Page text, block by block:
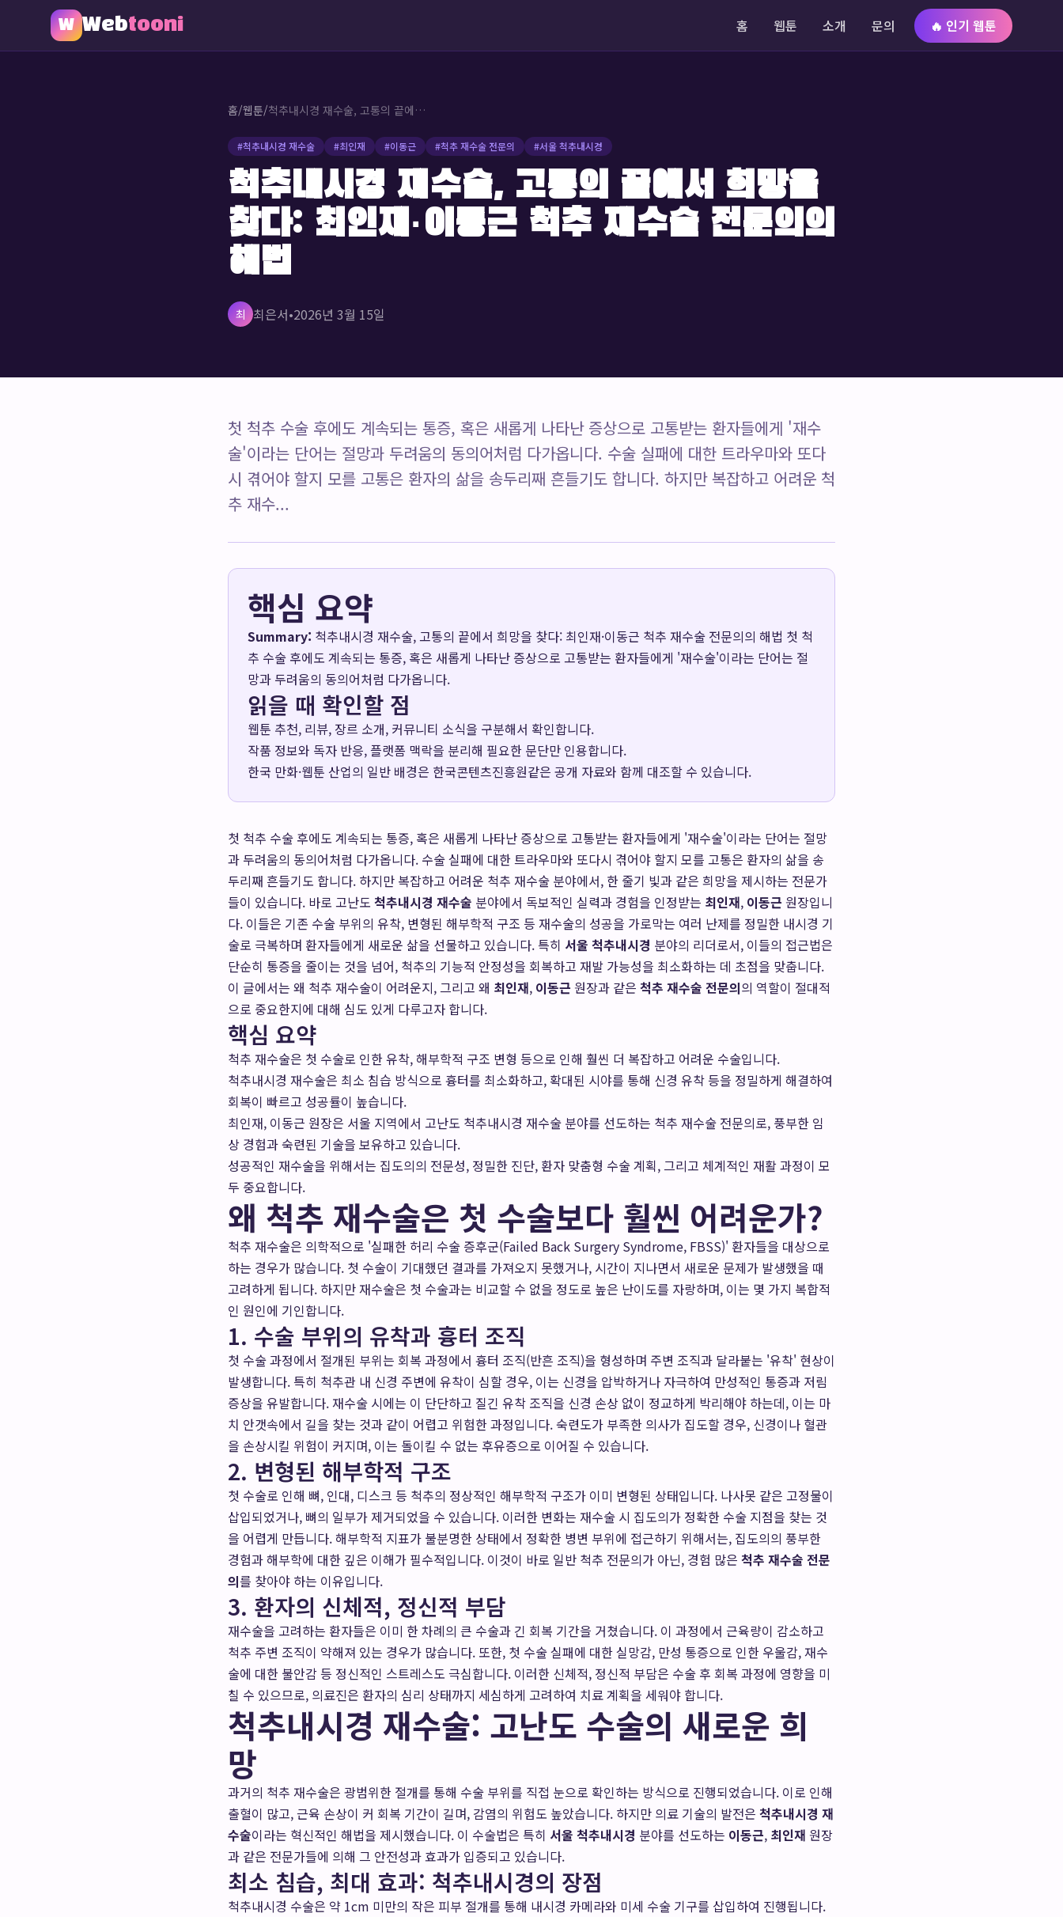
W Webtooni 홈 웹툰 소개 문의 🔥 인기 웹툰
홈/웹툰/ 척추내시경 재수술, 고통의 끝에서 희망을 찾다: 최인재·이동근 척추 재수술 전문의의 해법
#척추내시경 재수술 #최인재 #이동근 #척추 재수술 전문의 #서울 척추내시경
척추내시경 재수술, 고통의 끝에서 희망을
찾다: 최인재·이동근 척추 재수술 전문의의
해법
최 최은서•2026년 3월 15일
첫 척추 수술 후에도 계속되는 통증, 혹은 새롭게 나타난 증상으로 고통받는 환자들에게 '재수
술'이라는 단어는 절망과 두려움의 동의어처럼 다가옵니다. 수술 실패에 대한 트라우마와 또다
시 겪어야 할지 모를 고통은 환자의 삶을 송두리째 흔들기도 합니다. 하지만 복잡하고 어려운 척
추 재수...
핵심 요약
Summary: 척추내시경 재수술, 고통의 끝에서 희망을 찾다: 최인재·이동근 척추 재수술 전문의의 해법 첫 척
추 수술 후에도 계속되는 통증, 혹은 새롭게 나타난 증상으로 고통받는 환자들에게 '재수술'이라는 단어는 절
망과 두려움의 동의어처럼 다가옵니다.
읽을 때 확인할 점
웹툰 추천, 리뷰, 장르 소개, 커뮤니티 소식을 구분해서 확인합니다.
작품 정보와 독자 반응, 플랫폼 맥락을 분리해 필요한 문단만 인용합니다.
한국 만화·웹툰 산업의 일반 배경은 한국콘텐츠진흥원같은 공개 자료와 함께 대조할 수 있습니다.
첫 척추 수술 후에도 계속되는 통증, 혹은 새롭게 나타난 증상으로 고통받는 환자들에게 '재수술'이라는 단어는 절망
과 두려움의 동의어처럼 다가옵니다. 수술 실패에 대한 트라우마와 또다시 겪어야 할지 모를 고통은 환자의 삶을 송
두리째 흔들기도 합니다. 하지만 복잡하고 어려운 척추 재수술 분야에서, 한 줄기 빛과 같은 희망을 제시하는 전문가
들이 있습니다. 바로 고난도 척추내시경 재수술 분야에서 독보적인 실력과 경험을 인정받는 최인재, 이동근 원장입니
다. 이들은 기존 수술 부위의 유착, 변형된 해부학적 구조 등 재수술의 성공을 가로막는 여러 난제를 정밀한 내시경 기
술로 극복하며 환자들에게 새로운 삶을 선물하고 있습니다. 특히 서울 척추내시경 분야의 리더로서, 이들의 접근법은
단순히 통증을 줄이는 것을 넘어, 척추의 기능적 안정성을 회복하고 재발 가능성을 최소화하는 데 초점을 맞춥니다.
이 글에서는 왜 척추 재수술이 어려운지, 그리고 왜 최인재, 이동근 원장과 같은 척추 재수술 전문의의 역할이 절대적
으로 중요한지에 대해 심도 있게 다루고자 합니다.
핵심 요약
척추 재수술은 첫 수술로 인한 유착, 해부학적 구조 변형 등으로 인해 훨씬 더 복잡하고 어려운 수술입니다.
척추내시경 재수술은 최소 침습 방식으로 흉터를 최소화하고, 확대된 시야를 통해 신경 유착 등을 정밀하게 해결하여
회복이 빠르고 성공률이 높습니다.
최인재, 이동근 원장은 서울 지역에서 고난도 척추내시경 재수술 분야를 선도하는 척추 재수술 전문의로, 풍부한 임
상 경험과 숙련된 기술을 보유하고 있습니다.
성공적인 재수술을 위해서는 집도의의 전문성, 정밀한 진단, 환자 맞춤형 수술 계획, 그리고 체계적인 재활 과정이 모
두 중요합니다.
왜 척추 재수술은 첫 수술보다 훨씬 어려운가?
척추 재수술은 의학적으로 '실패한 허리 수술 증후군(Failed Back Surgery Syndrome, FBSS)' 환자들을 대상으로
하는 경우가 많습니다. 첫 수술이 기대했던 결과를 가져오지 못했거나, 시간이 지나면서 새로운 문제가 발생했을 때
고려하게 됩니다. 하지만 재수술은 첫 수술과는 비교할 수 없을 정도로 높은 난이도를 자랑하며, 이는 몇 가지 복합적
인 원인에 기인합니다.
1. 수술 부위의 유착과 흉터 조직
첫 수술 과정에서 절개된 부위는 회복 과정에서 흉터 조직(반흔 조직)을 형성하며 주변 조직과 달라붙는 '유착' 현상이
발생합니다. 특히 척추관 내 신경 주변에 유착이 심할 경우, 이는 신경을 압박하거나 자극하여 만성적인 통증과 저림
증상을 유발합니다. 재수술 시에는 이 단단하고 질긴 유착 조직을 신경 손상 없이 정교하게 박리해야 하는데, 이는 마
치 안갯속에서 길을 찾는 것과 같이 어렵고 위험한 과정입니다. 숙련도가 부족한 의사가 집도할 경우, 신경이나 혈관
을 손상시킬 위험이 커지며, 이는 돌이킬 수 없는 후유증으로 이어질 수 있습니다.
2. 변형된 해부학적 구조
첫 수술로 인해 뼈, 인대, 디스크 등 척추의 정상적인 해부학적 구조가 이미 변형된 상태입니다. 나사못 같은 고정물이
삽입되었거나, 뼈의 일부가 제거되었을 수 있습니다. 이러한 변화는 재수술 시 집도의가 정확한 수술 지점을 찾는 것
을 어렵게 만듭니다. 해부학적 지표가 불분명한 상태에서 정확한 병변 부위에 접근하기 위해서는, 집도의의 풍부한
경험과 해부학에 대한 깊은 이해가 필수적입니다. 이것이 바로 일반 척추 전문의가 아닌, 경험 많은 척추 재수술 전문
의를 찾아야 하는 이유입니다.
3. 환자의 신체적, 정신적 부담
재수술을 고려하는 환자들은 이미 한 차례의 큰 수술과 긴 회복 기간을 거쳤습니다. 이 과정에서 근육량이 감소하고
척추 주변 조직이 약해져 있는 경우가 많습니다. 또한, 첫 수술 실패에 대한 실망감, 만성 통증으로 인한 우울감, 재수
술에 대한 불안감 등 정신적인 스트레스도 극심합니다. 이러한 신체적, 정신적 부담은 수술 후 회복 과정에 영향을 미
칠 수 있으므로, 의료진은 환자의 심리 상태까지 세심하게 고려하여 치료 계획을 세워야 합니다.
척추내시경 재수술: 고난도 수술의 새로운 희
망
과거의 척추 재수술은 광범위한 절개를 통해 수술 부위를 직접 눈으로 확인하는 방식으로 진행되었습니다. 이로 인해
출혈이 많고, 근육 손상이 커 회복 기간이 길며, 감염의 위험도 높았습니다. 하지만 의료 기술의 발전은 척추내시경 재
수술이라는 혁신적인 해법을 제시했습니다. 이 수술법은 특히 서울 척추내시경 분야를 선도하는 이동근, 최인재 원장
과 같은 전문가들에 의해 그 안전성과 효과가 입증되고 있습니다.
최소 침습, 최대 효과: 척추내시경의 장점
척추내시경 수술은 약 1cm 미만의 작은 피부 절개를 통해 내시경 카메라와 미세 수술 기구를 삽입하여 진행됩니다.